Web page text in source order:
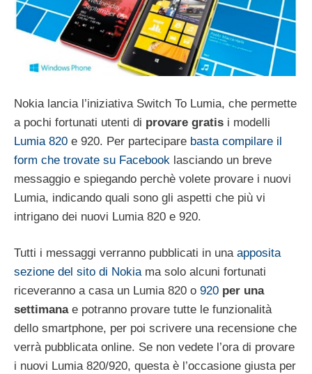
Nokia lancia l’iniziativa Switch To Lumia, che permette
a pochi fortunati utenti di provare gratis i modelli
Lumia 820 e 920. Per partecipare basta compilare il
form che trovate su Facebook lasciando un breve
messaggio e spiegando perchè volete provare i nuovi
Lumia, indicando quali sono gli aspetti che più vi
intrigano dei nuovi Lumia 820 e 920.
Tutti i messaggi verranno pubblicati in una apposita
sezione del sito di Nokiama solo alcuni fortunati
riceveranno a casa un Lumia 820 o 920 per una
settimanae potranno provare tutte le funzionalità
dello smartphone, per poi scrivere una recensione che
verrà pubblicata online. Se non vedete l’ora di provare
i nuovi Lumia 820/920, questa è l’occasione giusta per